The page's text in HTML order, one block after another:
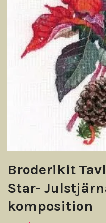
Broderikit
Star-
komposition